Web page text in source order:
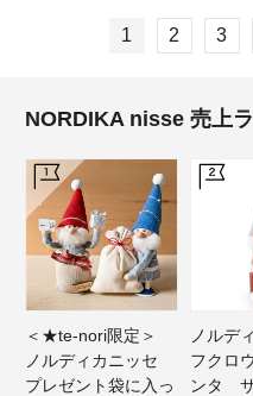
1 2 3
NORDIKA nisse 売上
＜★te-nori限定＞
ノルディカニッセ
プレゼント袋に入っ
ノルデ
フクロ
ンタ